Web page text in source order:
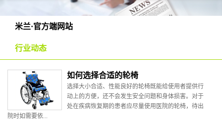
g
g
a
t
米兰·官方端网站
行业动态
如何选择合适的轮椅
选择大小合适、性能良好的轮椅既能给使用者提供行
动上的方便，还不会发生安全问题和身体损害。对于
处在疾病恢复期的患者应尽量使用医院的轮椅，待出
院时如需要依...